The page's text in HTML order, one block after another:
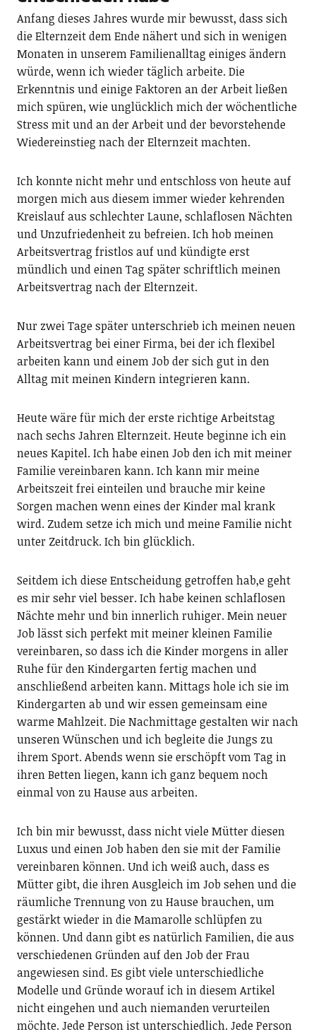
Anfang dieses Jahres wurde mir bewusst, dass sich
die Elternzeit dem Ende nähert und sich in wenigen
Monaten in unserem Familienalltag einiges ändern
würde, wenn ich wieder täglich arbeite. Die
Erkenntnis und einige Faktoren an der Arbeit ließen
mich spüren, wie unglücklich mich der wöchentliche
Stress mit und an der Arbeit und der bevorstehende
Wiedereinstieg nach der Elternzeit machten.
Ich konnte nicht mehr und entschloss von heute auf
morgen mich aus diesem immer wieder kehrenden
Kreislauf aus schlechter Laune, schlaflosen Nächten
und Unzufriedenheit zu befreien. Ich hob meinen
Arbeitsvertrag fristlos auf und kündigte erst
mündlich und einen Tag später schriftlich meinen
Arbeitsvertrag nach der Elternzeit.
Nur zwei Tage später unterschrieb ich meinen neuen
Arbeitsvertrag bei einer Firma, bei der ich flexibel
arbeiten kann und einem Job der sich gut in den
Alltag mit meinen Kindern integrieren kann.
Heute wäre für mich der erste richtige Arbeitstag
nach sechs Jahren Elternzeit. Heute beginne ich ein
neues Kapitel. Ich habe einen Job den ich mit meiner
Familie vereinbaren kann. Ich kann mir meine
Arbeitszeit frei einteilen und brauche mir keine
Sorgen machen wenn eines der Kinder mal krank
wird. Zudem setze ich mich und meine Familie nicht
unter Zeitdruck. Ich bin glücklich.
Seitdem ich diese Entscheidung getroffen hab,e geht
es mir sehr viel besser. Ich habe keinen schlaflosen
Nächte mehr und bin innerlich ruhiger. Mein neuer
Job lässt sich perfekt mit meiner kleinen Familie
vereinbaren, so dass ich die Kinder morgens in aller
Ruhe für den Kindergarten fertig machen und
anschließend arbeiten kann. Mittags hole ich sie im
Kindergarten ab und wir essen gemeinsam eine
warme Mahlzeit. Die Nachmittage gestalten wir nach
unseren Wünschen und ich begleite die Jungs zu
ihrem Sport. Abends wenn sie erschöpft vom Tag in
ihren Betten liegen, kann ich ganz bequem noch
einmal von zu Hause aus arbeiten.
Ich bin mir bewusst, dass nicht viele Mütter diesen
Luxus und einen Job haben den sie mit der Familie
vereinbaren können. Und ich weiß auch, dass es
Mütter gibt, die ihren Ausgleich im Job sehen und die
räumliche Trennung von zu Hause brauchen, um
gestärkt wieder in die Mamarolle schlüpfen zu
können. Und dann gibt es natürlich Familien, die aus
verschiedenen Gründen auf den Job der Frau
angewiesen sind. Es gibt viele unterschiedliche
Modelle und Gründe worauf ich in diesem Artikel
nicht eingehen und auch niemanden verurteilen
möchte. Jede Person ist unterschiedlich. Jede Person